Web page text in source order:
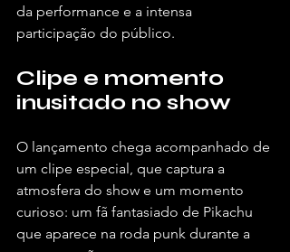
da performance e a intensa
participação do público.
Clipe e momento
inusitado no show
O lançamento chega acompanhado de
um clipe especial, que captura a
atmosfera do show e um momento
curioso: um fã fantasiado de Pikachu
que aparece na roda punk durante a